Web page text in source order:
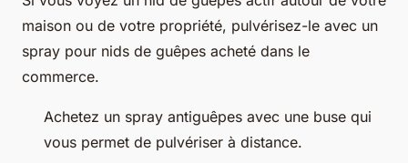
maison ou de votre propriété, pulvérisez-le avec un
spray pour nids de guêpes acheté dans le
commerce.
Achetez un spray antiguêpes avec une buse qui
vous permet de pulvériser à distance.